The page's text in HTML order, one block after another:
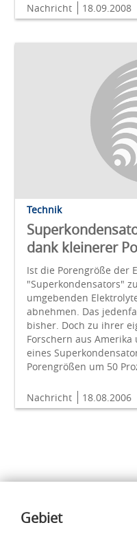
Nachricht 18.09.2008
Technik
dank kleinerer
Ist die Porengröße der
"Superkondensators"
umgebenden
abnehmen. Das
bisher. Doch zu ihrer
Forschern aus
eines
Porengrößen um 50
Nachricht 18.08.2006
Inhalte
Gebiet